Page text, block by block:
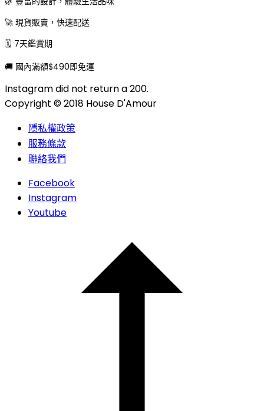
🚀 現貨販賣，快速配送
🗓 7天鑑賞期
🚚 國內滿額$490即免運
Instagram did not return a 200.
Copyright © 2018 House D'Amour
隱私權政策
服務條款
聯絡我們
Facebook
Instagram
Youtube